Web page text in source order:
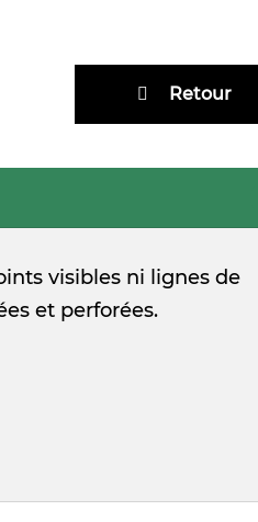
Retour
visibles ni lignes de
et perforées.